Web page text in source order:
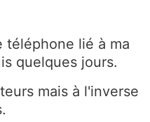
téléphone lié à ma
quelques jours.
mais à l'inverse